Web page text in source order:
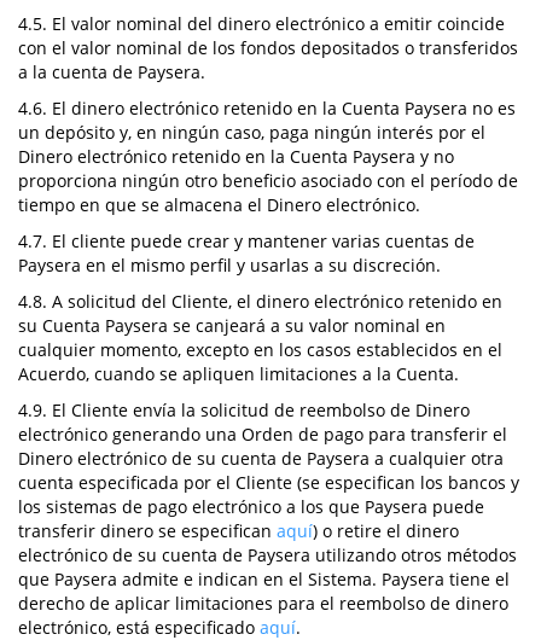
4.5. El valor nominal del dinero electrónico a emitir coincide
con el valor nominal de los fondos depositados o transferidos
a la cuenta de Paysera.
4.6. El dinero electrónico retenido en la Cuenta Paysera no es
un depósito y, en ningún caso, paga ningún interés por el
Dinero electrónico retenido en la Cuenta Paysera y no
proporciona ningún otro beneficio asociado con el período de
tiempo en que se almacena el Dinero electrónico.
4.7. El cliente puede crear y mantener varias cuentas de
Paysera en el mismo perfil y usarlas a su discreción.
4.8. A solicitud del Cliente, el dinero electrónico retenido en
su Cuenta Paysera se canjeará a su valor nominal en
cualquier momento, excepto en los casos establecidos en el
Acuerdo, cuando se apliquen limitaciones a la Cuenta.
4.9. El Cliente envía la solicitud de reembolso de Dinero
electrónico generando una Orden de pago para transferir el
Dinero electrónico de su cuenta de Paysera a cualquier otra
cuenta especificada por el Cliente (se especifican los bancos y
los sistemas de pago electrónico a los que Paysera puede
transferir dinero se especifican aquí) o retire el dinero
electrónico de su cuenta de Paysera utilizando otros métodos
que Paysera admite e indican en el Sistema. Paysera tiene el
derecho de aplicar limitaciones para el reembolso de dinero
electrónico, está especificado aquí.